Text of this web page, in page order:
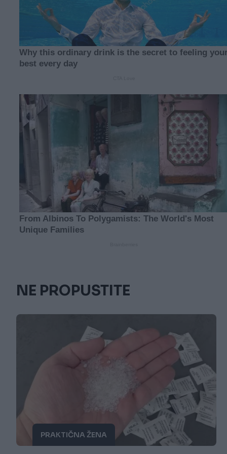
NE PROPUSTITE
PRAKTIČNA ŽENA